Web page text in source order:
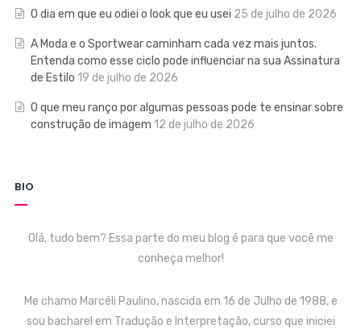
O dia em que eu odiei o look que eu usei 25 de julho de 2026
A Moda e o Sportwear caminham cada vez mais juntos.
Entenda como esse ciclo pode influenciar na sua Assinatura
de Estilo 19 de julho de 2026
O que meu ranço por algumas pessoas pode te ensinar sobre
construção de imagem 12 de julho de 2026
BIO
Olá, tudo bem? Essa parte do meu blog é para que você me
conheça melhor!
Me chamo Marcéli Paulino, nascida em 16 de Julho de 1988, e
sou bacharel em Tradução e Interpretação, curso que iniciei